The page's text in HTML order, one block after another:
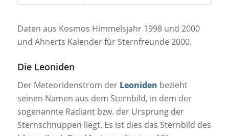
Daten aus Kosmos Himmelsjahr 1998 und 2000
und Ahnerts Kalender für Sternfreunde 2000.
Die Leoniden
Der Meteoridenstrom der Leoniden bezieht
seinen Namen aus dem Sternbild, in dem der
sogenannte Radiant bzw. der Ursprung der
Sternschnuppen liegt. Es ist dies das Sternbild des